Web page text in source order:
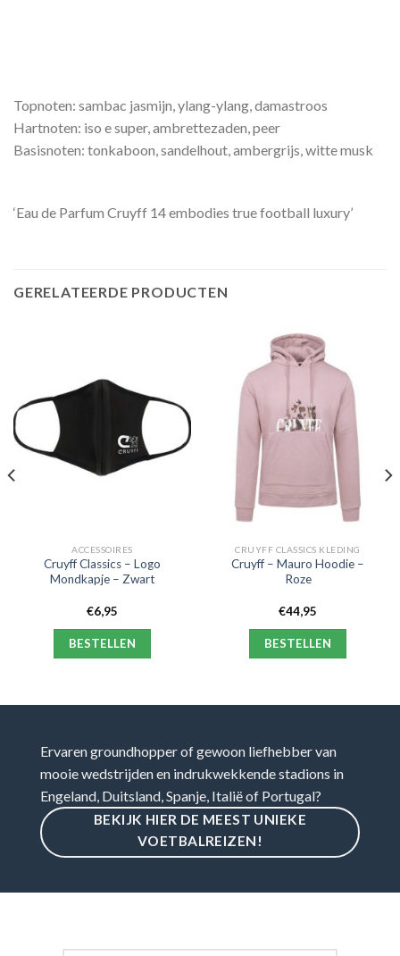
Topnoten: sambac jasmijn, ylang-ylang, damastroos
Hartnoten: iso e super, ambrettezaden, peer
Basisnoten: tonkaboon, sandelhout, ambergrijs, witte musk
‘Eau de Parfum Cruyff 14 embodies true football luxury’
GERELATEERDE PRODUCTEN
ACCESSOIRES
Cruyff Classics – Logo
Mondkapje – Zwart
€6,95
BESTELLEN
CRUYFF CLASSICS KLEDING
Cruyff – Mauro Hoodie –
Roze
€44,95
BESTELLEN
Ervaren groundhopper of gewoon liefhebber van
mooie wedstrijden en indrukwekkende stadions in
Engeland, Duitsland, Spanje, Italië of Portugal?
BEKIJK HIER DE MEEST UNIEKE
VOETBALREIZEN!